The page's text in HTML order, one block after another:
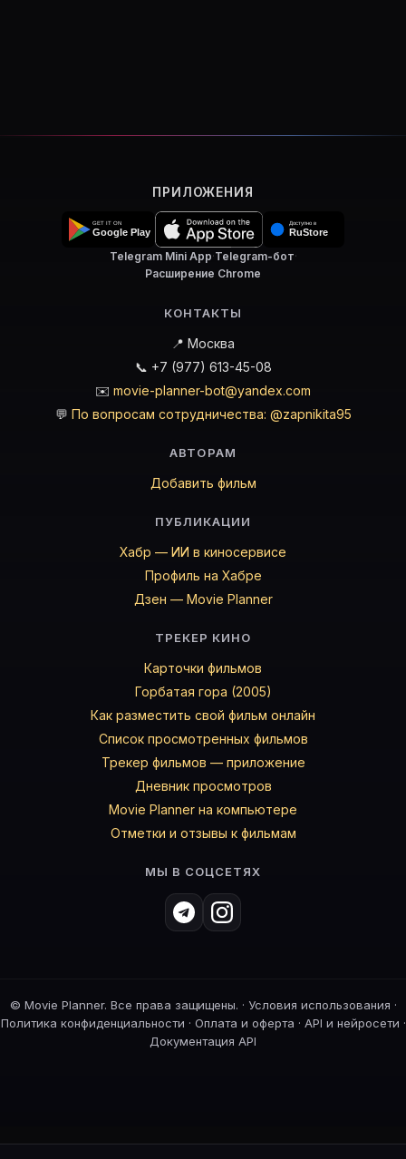
ПРИЛОЖЕНИЯ
Telegram Mini App·Telegram-бот·
Расширение Chrome
КОНТАКТЫ
📍 Москва
📞 +7 (977) 613-45-08
✉️ movie-planner-bot@yandex.com
💬 По вопросам сотрудничества: @zapnikita95
АВТОРАМ
Добавить фильм
ПУБЛИКАЦИИ
Хабр — ИИ в киносервисе
Профиль на Хабре
Дзен — Movie Planner
ТРЕКЕР КИНО
Карточки фильмов
Горбатая гора (2005)
Как разместить свой фильм онлайн
Список просмотренных фильмов
Трекер фильмов — приложение
Дневник просмотров
Movie Planner на компьютере
Отметки и отзывы к фильмам
МЫ В СОЦСЕТЯХ
© Movie Planner. Все права защищены. · Условия использования ·
Политика конфиденциальности · Оплата и оферта · API и нейросети ·
Документация API